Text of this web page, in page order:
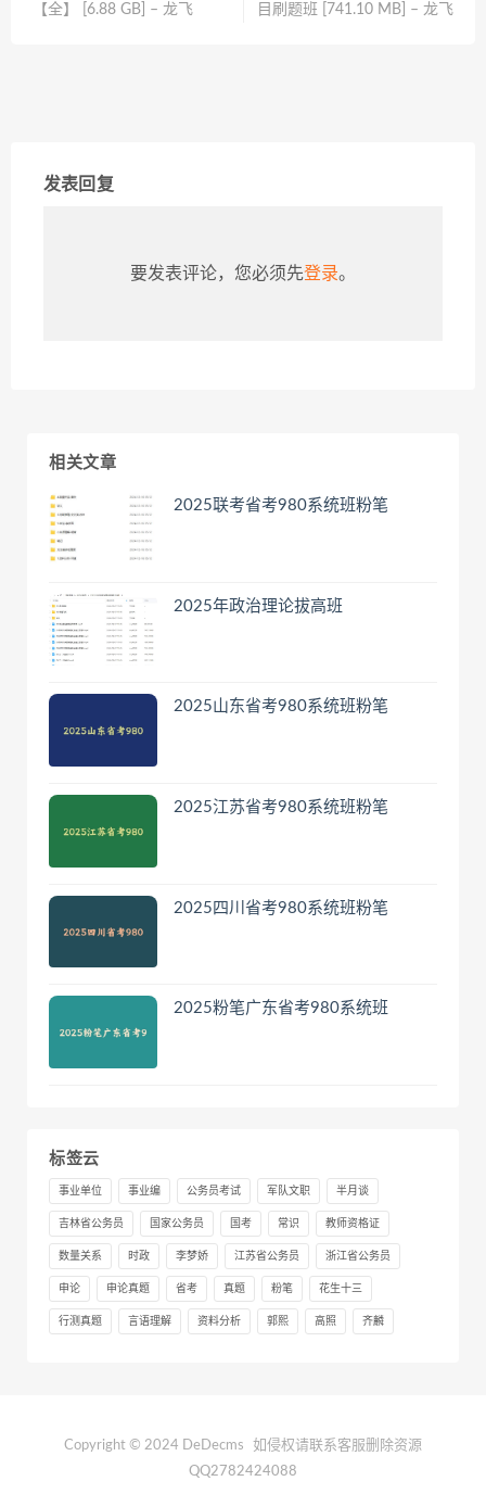
【全】 [6.88 GB] – 龙飞
目刷题班 [741.10 MB] – 龙飞
发表回复
要发表评论，您必须先登录。
相关文章
2025联考省考980系统班粉笔
2025年政治理论拔高班
2025山东省考980系统班粉笔
2025江苏省考980系统班粉笔
2025四川省考980系统班粉笔
2025粉笔广东省考980系统班
标签云
事业单位 事业编 公务员考试 军队文职 半月谈
吉林省公务员 国家公务员 国考 常识 教师资格证
数量关系 时政 李梦娇 江苏省公务员 浙江省公务员
申论 申论真题 省考 真题 粉笔 花生十三
行测真题 言语理解 资料分析 郭熙 高照 齐麟
Copyright © 2024 DeDecms
如侵权请联系客服删除资源
QQ2782424088